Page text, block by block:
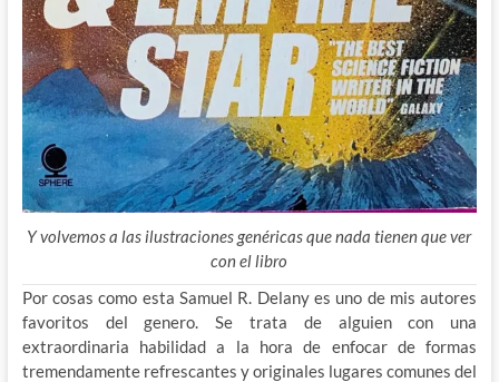
Y volvemos a las ilustraciones genéricas que nada tienen que ver
con el libro
Por cosas como esta Samuel R. Delany es uno de mis autores
favoritos del genero. Se trata de alguien con una
extraordinaria habilidad a la hora de enfocar de formas
tremendamente refrescantes y originales lugares comunes del